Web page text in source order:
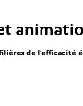
de l’efficacité